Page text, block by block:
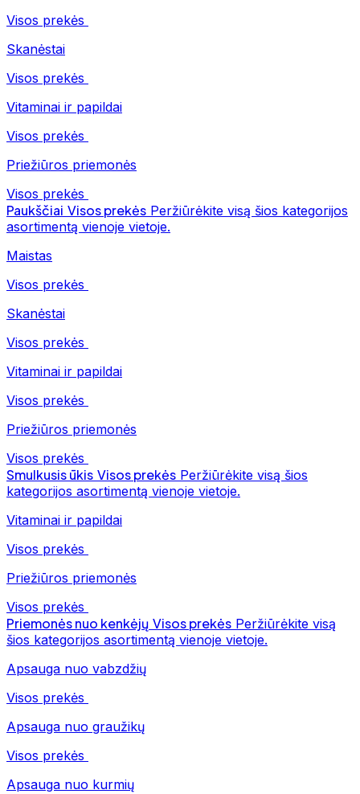
Visos prekės
Skanėstai
Visos prekės
Vitaminai ir papildai
Visos prekės
Priežiūros priemonės
Visos prekės
Paukščiai Visos prekės Peržiūrėkite visą šios kategorijos
asortimentą vienoje vietoje.
Maistas
Visos prekės
Skanėstai
Visos prekės
Vitaminai ir papildai
Visos prekės
Priežiūros priemonės
Visos prekės
Smulkusis ūkis Visos prekės Peržiūrėkite visą šios
kategorijos asortimentą vienoje vietoje.
Vitaminai ir papildai
Visos prekės
Priežiūros priemonės
Visos prekės
Priemonės nuo kenkėjų Visos prekės Peržiūrėkite visą
šios kategorijos asortimentą vienoje vietoje.
Apsauga nuo vabzdžių
Visos prekės
Apsauga nuo graužikų
Visos prekės
Apsauga nuo kurmių